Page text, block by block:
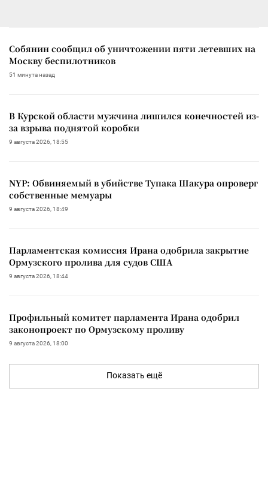
Собянин сообщил об уничтожении пяти летевших на
Москву беспилотников
51 минута назад
В Курской области мужчина лишился конечностей из-
за взрыва поднятой коробки
9 августа 2026, 18:55
NYP: Обвиняемый в убийстве Тупака Шакура опроверг
собственные мемуары
9 августа 2026, 18:49
Парламентская комиссия Ирана одобрила закрытие
Ормузского пролива для судов США
9 августа 2026, 18:44
Профильный комитет парламента Ирана одобрил
законопроект по Ормузскому проливу
9 августа 2026, 18:00
Показать ещё